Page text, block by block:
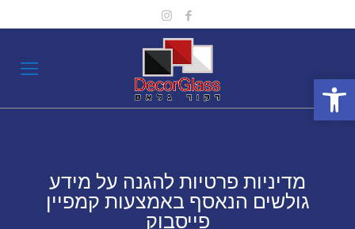
פתח סרגל נגישות
מדיניות פרטיות להגנה על מידע
גולשים הנאסף באמצעות קמפיין
פייסבוק